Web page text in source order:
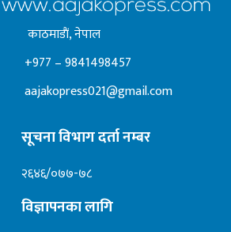
काठमाडाैं, नेपाल
+977 – 9841498457
aajakopress021@gmail.com
सूचना विभाग दर्ता नम्बर
२६४६/०७७-७८
विज्ञापनका लागि